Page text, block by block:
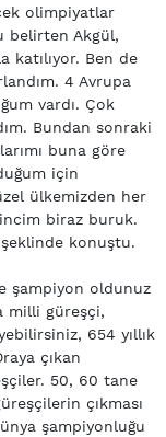
olimpiyatlar
belirten Akgül,
katılıyor. Ben de
4 Avrupa
vardı. Çok
Bundan sonraki
buna göre
için
ülkemizden her
biraz buruk.
konuştu.
şampiyon oldunuz
milli güreşçi,
654 yıllık
çıkan
50, 60 tane
çıkması
şampiyonluğu